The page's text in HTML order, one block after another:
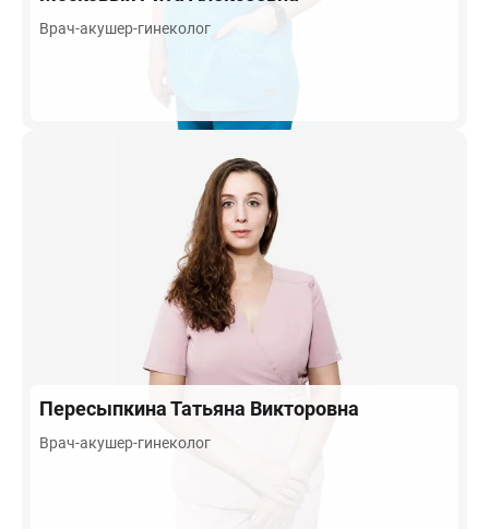
Врач-акушер-гинеколог
ПересыпкинаТатьяна Викторовна
Врач-акушер-гинеколог